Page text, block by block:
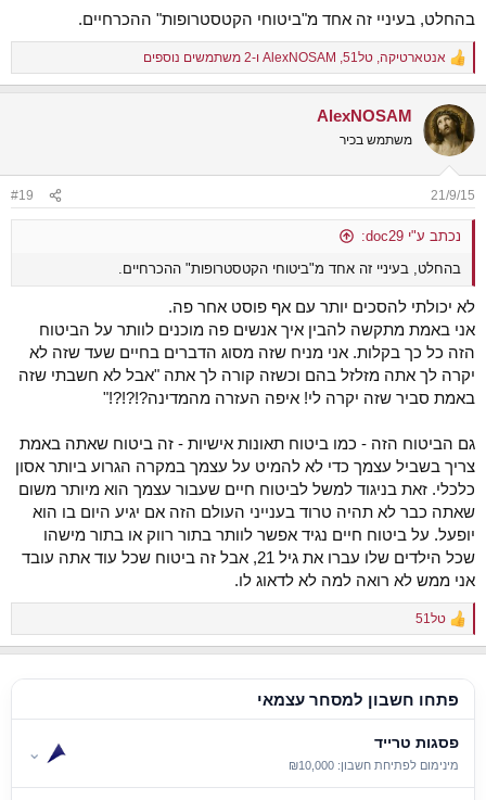
בהחלט, בעיניי זה אחד מ"ביטוחי הקטסטרופות" ההכרחיים.
R
e
c
t
i
s
:
אנטארטיקה, טל51 ,
AlexNOSAM ו-2 משתמשים נוספים
AlexNOSAM
משתמש בכיר
21/9/15
#19
נכתב ע"י doc29:
בהחלט, בעיניי זה אחד מ"ביטוחי הקטסטרופות" ההכרחיים.
לא יכולתי להסכים יותר עם אף פוסט אחר פה.
אני באמת מתקשה להבין איך אנשים פה מוכנים לוותר על הביטוח
הזה כל כך בקלות. אני מניח שזה מסוג הדברים בחיים שעד שזה לא
יקרה לך אתה מזלזל בהם וכשזה קורה לך אתה "אבל לא חשבתי שזה
באמת סביר שזה יקרה לי! איפה העזרה מהמדינה?!?!?!"
גם הביטוח הזה - כמו ביטוח תאונות אישיות - זה ביטוח שאתה באמת
צריך בשביל עצמך כדי לא להמיט על עצמך במקרה הגרוע ביותר אסון
כלכלי. זאת בניגוד למשל לביטוח חיים שעבור עצמך הוא מיותר משום
שאתה כבר לא תהיה טרוד בענייני העולם הזה אם יגיע היום בו הוא
יופעל. על ביטוח חיים נגיד אפשר לוותר בתור רווק או בתור מישהו
שכל הילדים שלו עברו את גיל 21, אבל זה ביטוח שכל עוד אתה עובד
אני ממש לא רואה למה לא לדאוג לו.
R
e
c
טל51
פתחו חשבון למסחר עצמאי
פסגות טרייד
מינימום לפתיחת חשבון: ₪10,000
⌄